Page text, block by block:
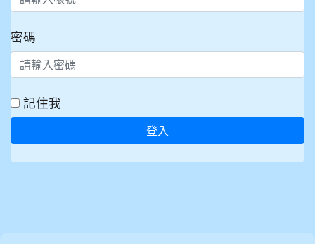
密碼
記住我
登入